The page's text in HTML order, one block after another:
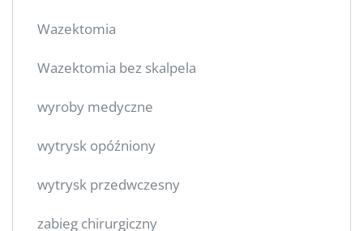
Wazektomia
Wazektomia bez skalpela
wyroby medyczne
wytrysk opóźniony
wytrysk przedwczesny
zabieg chirurgiczny